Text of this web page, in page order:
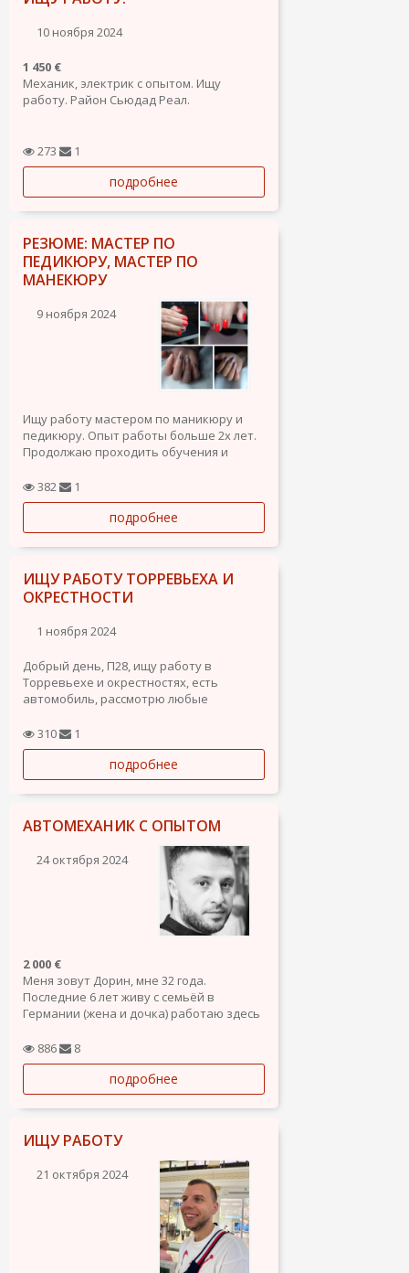
10 ноября 2024
1 450 €
Механик, электрик с опытом. Ищу
работу. Район Сьюдад Реал.
273 1
подробнее
РЕЗЮМЕ: МАСТЕР ПО
ПЕДИКЮРУ, МАСТЕР ПО
МАНЕКЮРУ
9 ноября 2024
Ищу работу мастером по маникюру и
педикюру. Опыт работы больше 2х лет.
Продолжаю проходить обучения и
Желательно на неполный рабочий день
или под запись.
Знание английского языка: начальный
уровень.
Знание испанского языка: А1, изучение...
382 1
подробнее
ИЩУ РАБОТУ ТОРРЕВЬЕХА И
ОКРЕСТНОСТИ
1 ноября 2024
Добрый день, П28, ищу работу в
Торревьехе и окрестностях, есть
автомобиль, рассмотрю любые
310
1
подробнее
АВТОМЕХАНИК С ОПЫТОМ
24 октября 2024
2 000 €
Меня зовут Дорин, мне 32 года.
Последние 6 лет живу с семьёй в
Германии (жена и дочка) работаю здесь
переехать в Испании а именно в
Бенидорм.
1 сентября 2024 года уже будем там и
поэтому ищу работу.
О себе хочу сказать что я хоррший...
886 8
подробнее
ИЩУ РАБОТУ
21 октября 2024